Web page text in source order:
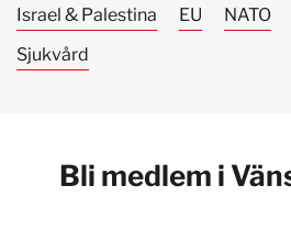
Israel & Palestina EU NATO
Sjukvård
Bli medlem i